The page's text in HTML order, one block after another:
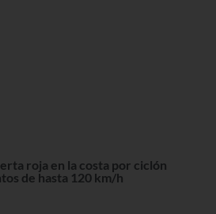
roja en la costa por ciclón
de hasta 120 km/h